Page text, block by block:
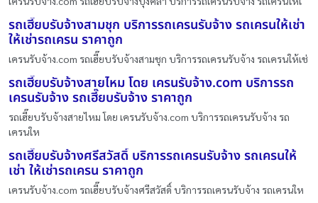
รถเฮี๊ยบรับจ้างสามชุก บริการรถเครนรับจ้าง รถเครนให้เช่า
ให้เช่ารถเครน ราคาถูก
เครนรับจ้าง.com รถเฮี๊ยบรับจ้างสามชุก บริการรถเครนรับจ้าง รถเครนให้เช่
รถเฮี๊ยบรับจ้างสายไหม โดย เครนรับจ้าง.com บริการรถ
เครนรับจ้าง รถเฮี๊ยบรับจ้าง ราคาถูก
รถเฮี๊ยบรับจ้างสายไหม โดย เครนรับจ้าง.com บริการรถเครนรับจ้าง รถ
เครนให
รถเฮี๊ยบรับจ้างศรีสวัสดิ์ บริการรถเครนรับจ้าง รถเครนให้
เช่า ให้เช่ารถเครน ราคาถูก
เครนรับจ้าง.com รถเฮี๊ยบรับจ้างศรีสวัสดิ์ บริการรถเครนรับจ้าง รถเครนให